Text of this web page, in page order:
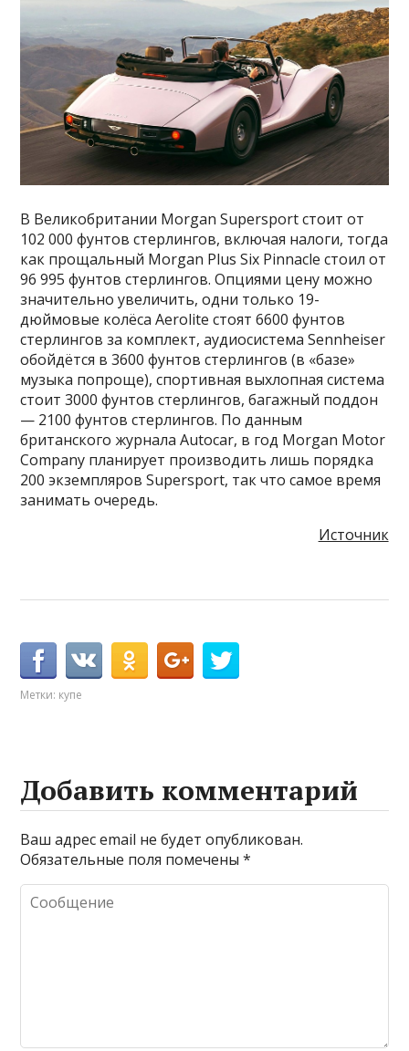
В Великобритании Morgan Supersport стоит от
102 000 фунтов стерлингов, включая налоги, тогда
как прощальный Morgan Plus Six Pinnacle стоил от
96 995 фунтов стерлингов. Опциями цену можно
значительно увеличить, одни только 19-
дюймовые колёса Aerolite стоят 6600 фунтов
стерлингов за комплект, аудиосистема Sennheiser
обойдётся в 3600 фунтов стерлингов (в «базе»
музыка попроще), спортивная выхлопная система
стоит 3000 фунтов стерлингов, багажный поддон
— 2100 фунтов стерлингов. По данным
британского журнала Autocar, в год Morgan Motor
Company планирует производить лишь порядка
200 экземпляров Supersport, так что самое время
занимать очередь.
Источник
Метки: купе
Добавить комментарий
Ваш адрес email не будет опубликован.
Обязательные поля помечены*